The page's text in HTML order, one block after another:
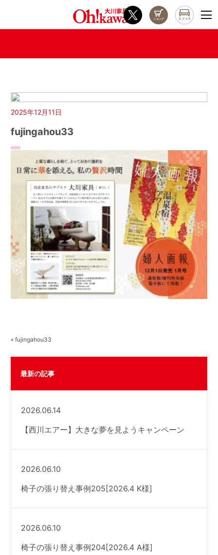
2025年12月11日
fujingahou33
« fujingahou33
最新の記事
2026.06.14
【西川エアー】大きな夢を見ようキャンペーン
2026.06.10
椅子の張り替え事例205[2026.4 K様]
2026.06.10
椅子の張り替え事例204[2026.4 A様]